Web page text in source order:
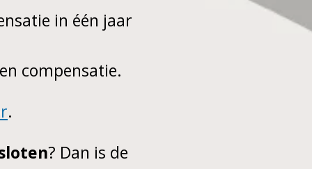
in één jaar
compensatie.
.
? Dan is de